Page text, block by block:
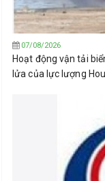
07/08/2026
Hoạt động vận tải
lửa của lực lượng